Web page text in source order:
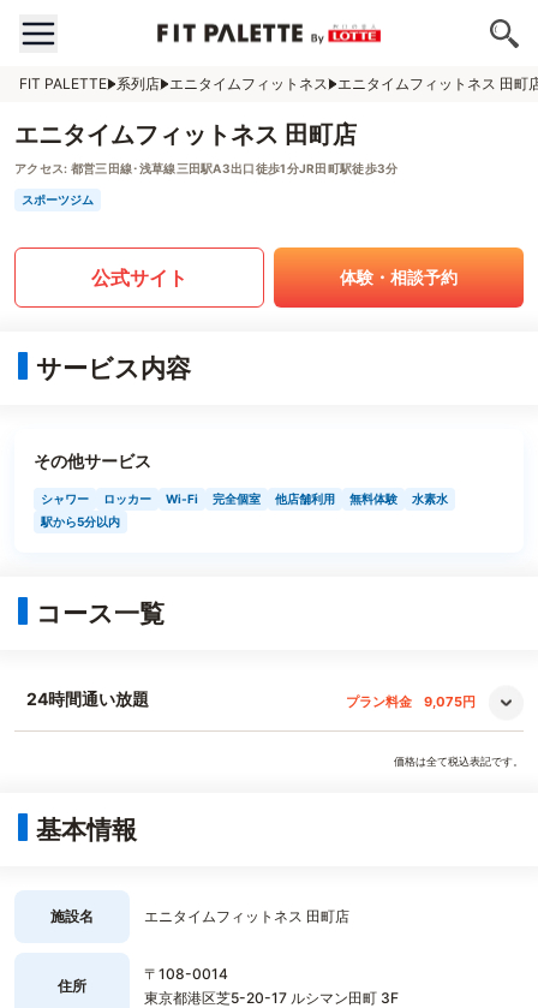
FIT PALETTE 系列店 エニタイムフィットネス エニタイムフィットネス 田町
エニタイムフィットネス 田町店
アクセス: 都営三田線･浅草線三田駅A3出口徒歩1分JR田町駅徒歩3分
スポーツジム
公式サイト 体験・相談予約
サービス内容
その他サービス
シャワー ロッカー Wi-Fi 完全個室 他店舗利用 無料体験
水素水
駅から5分以内
コース一覧
24時間通い放題 プラン料金 9,075円
価格は全て税込表記です。
基本情報
施設名 エニタイムフィットネス 田町店
住所
〒108-0014
東京都港区芝5-20-17 ルシマン田町 3F